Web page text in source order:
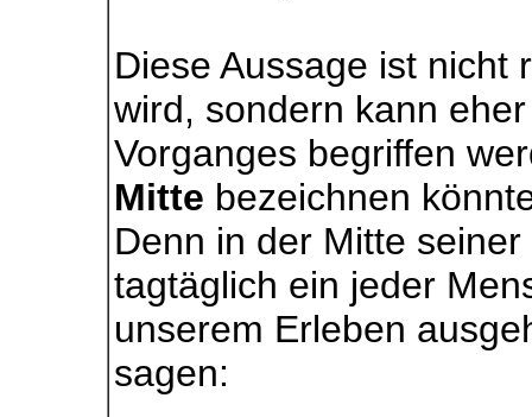
Diese Aussage ist nicht
wird, sondern kann
Vorganges begriffen
Mitte bezeichnen
Denn in der Mitte
tagtäglich ein jeder
unserem Erleben
sagen: